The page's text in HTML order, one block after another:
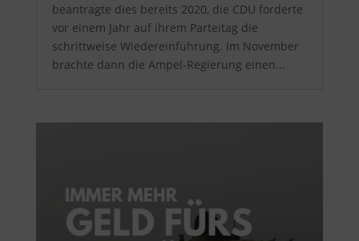
beantragte dies bereits 2020, die CDU forderte
vor einem Jahr auf ihrem Parteitag die
schrittweise Wiedereinführung. Im November
brachte dann die Ampel-Regierung einen...